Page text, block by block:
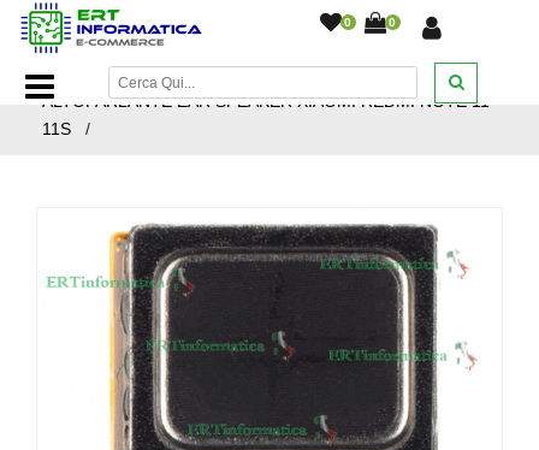
0 0
Home Page/Ricambi smartphone e tablet/Xiaomi
ALTOPARLANTE EAR SPEAKER XIAOMI REDMI NOTE 11
11S
/